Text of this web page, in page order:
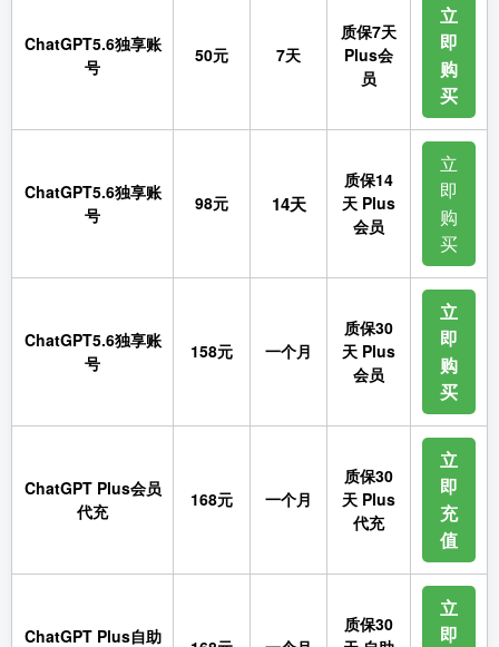
ChatGPT5.6独享账
号
50元 7天
质保7天
Plus会
员
立
即
购
买
ChatGPT5.6独享账
号
98元 14天
质保14
天 Plus
会员
立
即
购
买
ChatGPT5.6独享账
号
158元 一个月
质保30
天 Plus
会员
立
即
购
买
ChatGPT Plus会员
代充
168元 一个月
质保30
天 Plus
代充
立
即
充
值
ChatGPT Plus自助
质保30
立
即